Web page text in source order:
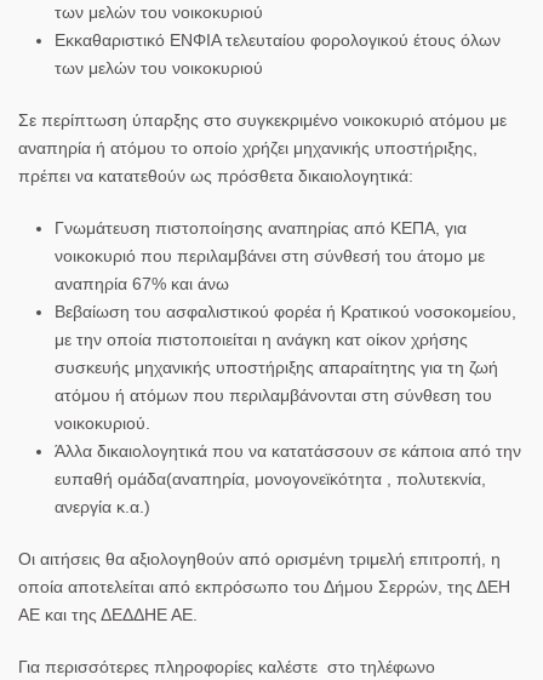
των μελών του νοικοκυριού
Εκκαθαριστικό ΕΝΦΙΑ τελευταίου φορολογικού έτους όλων
των μελών του νοικοκυριού
Σε περίπτωση ύπαρξης στο συγκεκριμένο νοικοκυριό ατόμου με
αναπηρία ή ατόμου το οποίο χρήζει μηχανικής υποστήριξης,
πρέπει να κατατεθούν ως πρόσθετα δικαιολογητικά:
Γνωμάτευση πιστοποίησης αναπηρίας από ΚΕΠΑ, για
νοικοκυριό που περιλαμβάνει στη σύνθεσή του άτομο με
αναπηρία 67% και άνω
Βεβαίωση του ασφαλιστικού φορέα ή Κρατικού νοσοκομείου,
με την οποία πιστοποιείται η ανάγκη κατ οίκον χρήσης
συσκευής μηχανικής υποστήριξης απαραίτητης για τη ζωή
ατόμου ή ατόμων που περιλαμβάνονται στη σύνθεση του
νοικοκυριού.
Άλλα δικαιολογητικά που να κατατάσσουν σε κάποια από την
ευπαθή ομάδα(αναπηρία, μονογονεϊκότητα , πολυτεκνία,
ανεργία κ.α.)
Οι αιτήσεις θα αξιολογηθούν από ορισμένη τριμελή επιτροπή, η
οποία αποτελείται από εκπρόσωπο του Δήμου Σερρών, της ΔΕΗ
ΑΕ και της ΔΕΔΔΗΕ ΑΕ.
Για περισσότερες πληροφορίες καλέστε στο τηλέφωνο